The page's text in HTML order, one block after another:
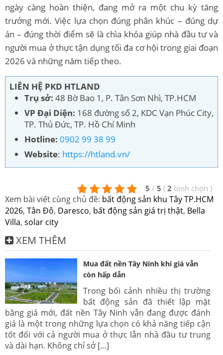
ngày càng hoàn thiện, đang mở ra một chu kỳ tăng
trưởng mới. Việc lựa chọn đúng phân khúc – đúng dự
án – đúng thời điểm sẽ là chìa khóa giúp nhà đầu tư và
người mua ở thực tận dụng tối đa cơ hội trong giai đoạn
2026 và những năm tiếp theo.
LIÊN HỆ PKD HTLAND
Trụ sở: 48 Bờ Bao 1, P. Tân Sơn Nhì, TP.HCM
VP Đại Diện: 168 đường số 2, KDC Vạn Phúc City,
TP. Thủ Đức, TP. Hồ Chí Minh
Hotline: 0902 99 38 99
Website: https://htland.vn/
5 / 5 ( 2 bình chọn )
Xem bài viết cùng chủ đề: bất động sản khu Tây TP.HCM
2026, Tân Đô, Daresco, bất động sản giá trị thật, Bella
Villa, solar city
XEM THÊM
Mua đất nền Tây Ninh khi giá vẫn
còn hấp dẫn
Trong bối cảnh nhiều thị trường
bất động sản đã thiết lập mặt
bằng giá mới, đất nền Tây Ninh vẫn đang được đánh
giá là một trong những lựa chọn có khả năng tiếp cận
tốt đối với cả người mua ở thực lẫn nhà đầu tư trung
và dài hạn. Không chỉ sở […]